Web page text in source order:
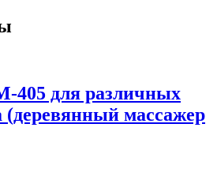
405 для различных
(деревянный массажер